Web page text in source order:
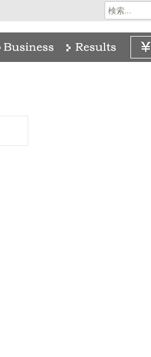
検
索: